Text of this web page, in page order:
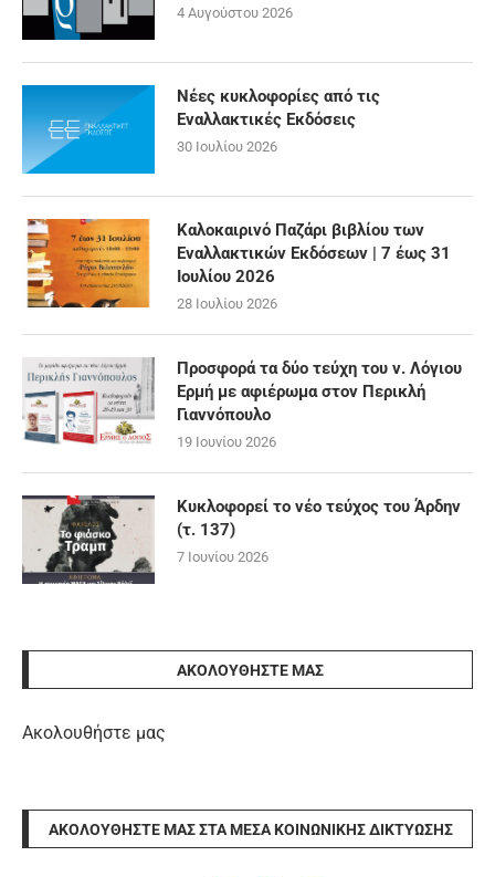
4 Αυγούστου 2026
Νέες κυκλοφορίες από τις
Εναλλακτικές Εκδόσεις
30 Ιουλίου 2026
Καλοκαιρινό Παζάρι βιβλίου των
Εναλλακτικών Εκδόσεων | 7 έως 31
Ιουλίου 2026
28 Ιουλίου 2026
Προσφορά τα δύο τεύχη του ν. Λόγιου
Ερμή με αφιέρωμα στον Περικλή
Γιαννόπουλο
19 Ιουνίου 2026
Κυκλοφορεί το νέο τεύχος του Άρδην
(τ. 137)
7 Ιουνίου 2026
ΑΚΟΛΟΥΘΉΣΤΕ ΜΑΣ
Ακολουθήστε μας
ΑΚΟΛΟΥΘΉΣΤΕ ΜΑΣ ΣΤΑ ΜΈΣΑ ΚΟΙΝΩΝΙΚΉΣ ΔΙΚΤΎΩΣΗΣ